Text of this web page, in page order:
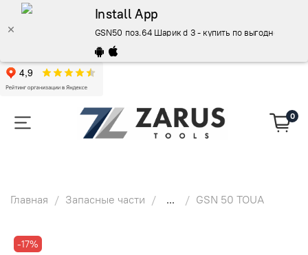
Install App
GSN50 поз.64 Шарик d 3 - купить по выгодной
0
Главная Запасные части ... GSN 50 TOUA
-17%